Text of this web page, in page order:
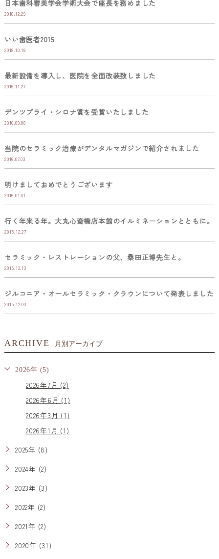
日本歯科審美学会学術大会で座長を務めました
2018.12.29
いい歯医者2015
2018.10.18
最新設備を導入し、医院を全面改装致しました
2016.11.27
デンツプライ・シロナ賞を受賞いたしました
2016.09.08
当院のセラミック治療がデンタルマガジンで紹介されました
2016.07.03
明けましておめでとうございます
2016.01.01
行く年来る年。大丸心斎橋店本館のイルミネーションとともに。
2015.12.27
セラミック・レストレーションの父、桑田正博先生と。
2015.12.13
ジルコニア・オールセラミック・クラウンについて発表しました
2015.12.03
ARCHIVE 月別アーカイブ
2026年 (5)
2026年7月 (2)
2026年6月 (1)
2026年3月 (1)
2026年1月 (1)
2025年 (8)
2024年 (2)
2023年 (3)
2022年 (2)
2021年 (2)
2020年 (31)